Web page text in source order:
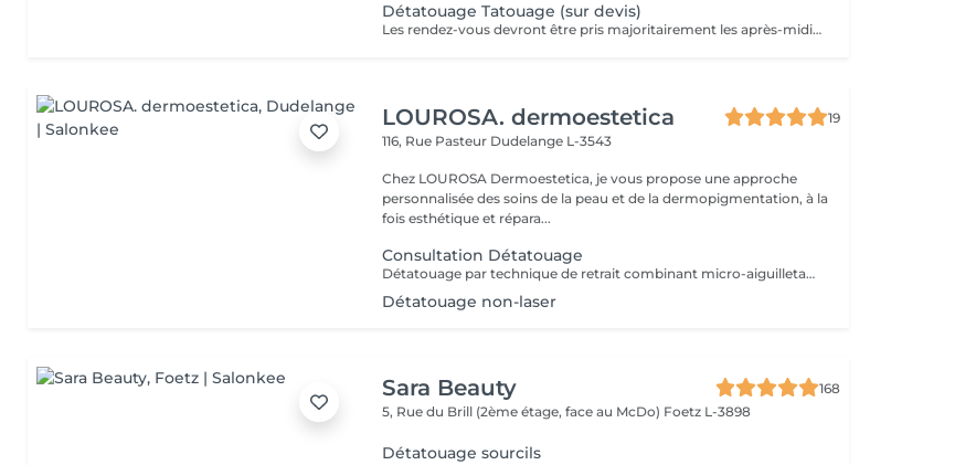
Détatouage Tatouage (sur devis)
Les rendez-vous devront être pris majoritairement les après-midis. Les rendez-vous se feront donc par appel téléphonique ou sms Merci
LOUROSA. dermoestetica
19
116, Rue Pasteur Dudelange L-3543
Chez LOUROSA Dermoestetica, je vous propose une approche
personnalisée des soins de la peau et de la dermopigmentation, à la
fois esthétique et répara...
Consultation Détatouage
Détatouage par technique de retrait combinant micro-aiguilletage et solution spécifique, adaptée aux pigments difficiles à traiter au laser . La consultation est requise.
Détatouage non-laser
Sara Beauty
168
5, Rue du Brill (2ème étage, face au McDo) Foetz L-3898
Détatouage sourcils